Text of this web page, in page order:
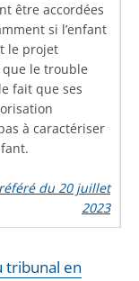
être accordées
si l’enfant
le projet
le trouble
fait que ses
à caractériser
du 20 juillet
2023
tribunal en